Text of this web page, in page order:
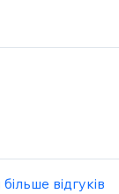
відгуків